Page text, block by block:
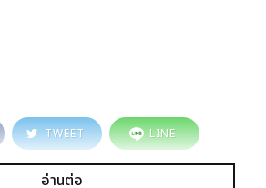
TWEET LINE
อ่านต่อ